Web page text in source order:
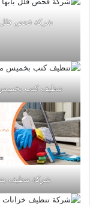
شركة فحص فلل
تنظيف كنب
شركة تنظيف